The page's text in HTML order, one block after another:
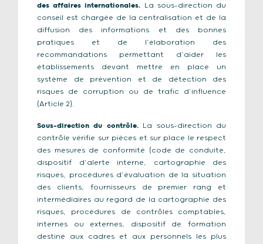
des affaires internationales. La sous-direction du
conseil est chargée de la centralisation et de la
diffusion des informations et des bonnes
pratiques et de l’élaboration des
recommandations permettant d’aider les
établissements devant mettre en place un
système de prévention et de détection des
risques de corruption ou de trafic d’influence
(Article 2).
Sous-direction du contrôle.La sous-direction du
contrôle vérifie sur pièces et sur place le respect
des mesures de conformité (code de conduite,
dispositif d’alerte interne, cartographie des
risques, procédures d’évaluation de la situation
des clients, fournisseurs de premier rang et
intermédiaires au regard de la cartographie des
risques, procédures de contrôles comptables,
internes ou externes, dispositif de formation
destiné aux cadres et aux personnels les plus